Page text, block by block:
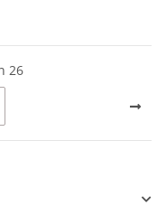
26